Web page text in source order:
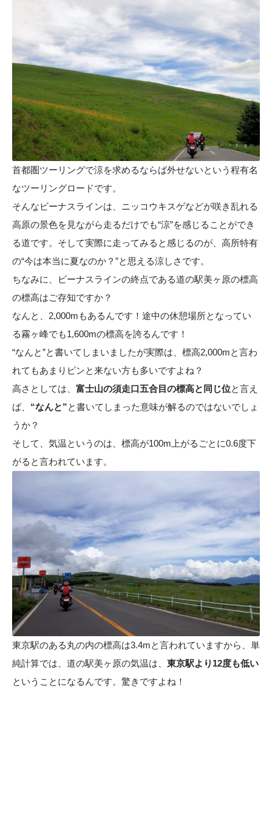
首都圏ツーリングで涼を求めるならば外せないという程有名
なツーリングロードです。
そんなビーナスラインは、ニッコウキスゲなどが咲き乱れる
高原の景色を見ながら走るだけでも“涼”を感じることができ
る道です。そして実際に走ってみると感じるのが、高所特有
の“今は本当に夏なのか？”と思える涼しさです。
ちなみに、ビーナスラインの終点である道の駅美ヶ原の標高
の標高はご存知ですか？
なんと、2,000mもあるんです！途中の休憩場所となってい
る霧ヶ峰でも1,600mの標高を誇るんです！
“なんと”と書いてしまいましたが実際は、標高2,000mと言わ
れてもあまりピンと来ない方も多いですよね？
高さとしては、 富士山の須走口五合目の標高と同じ位と言え
ば、 “なんと”と書いてしまった意味が解るのではないでしょ
うか？
そして、気温というのは、標高が100m上がるごとに0.6度下
がると言われています。
東京駅のある丸の内の標高は3.4mと言われていますから、単
純計算では、道の駅美ヶ原の気温は、 東京駅より12度も低い
ということになるんです。驚きですよね！